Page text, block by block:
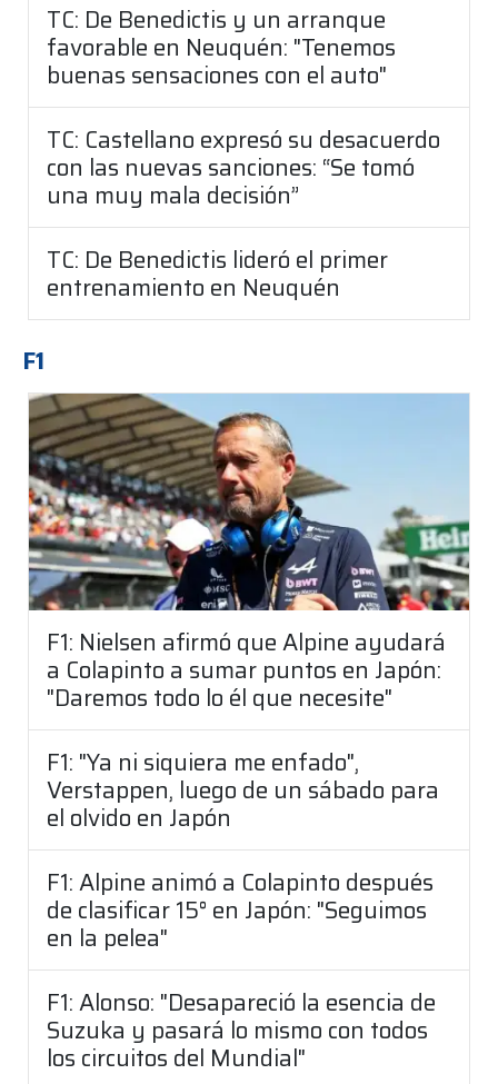
TC: De Benedictis y un arranque
favorable en Neuquén: "Tenemos
buenas sensaciones con el auto"
TC: Castellano expresó su desacuerdo
con las nuevas sanciones: “Se tomó
una muy mala decisión”
TC: De Benedictis lideró el primer
entrenamiento en Neuquén
F1
F1: Nielsen afirmó que Alpine ayudará
a Colapinto a sumar puntos en Japón:
"Daremos todo lo él que necesite"
F1: "Ya ni siquiera me enfado",
Verstappen, luego de un sábado para
el olvido en Japón
F1: Alpine animó a Colapinto después
de clasificar 15° en Japón: "Seguimos
en la pelea"
F1: Alonso: "Desapareció la esencia de
Suzuka y pasará lo mismo con todos
los circuitos del Mundial"